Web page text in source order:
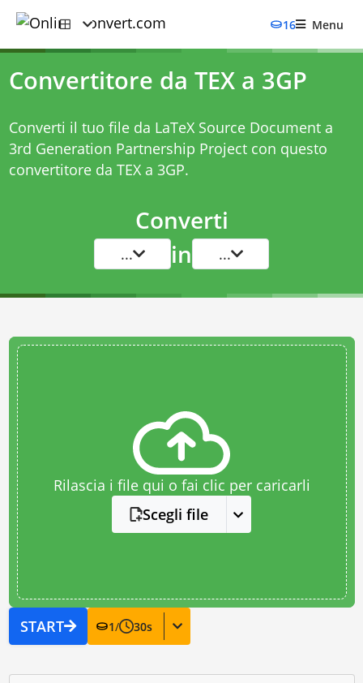
16 Menu
Convertitore da TEX a 3GP
Converti il tuo file da LaTeX Source Document a
3rd Generation Partnership Project con questo
convertitore da TEX a 3GP.
Converti
... in ...
Rilascia i file qui o fai clic per caricarli
Scegli file
START 1/ 30s